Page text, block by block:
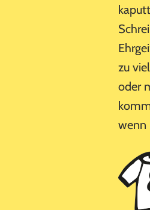
zu
oder
wenn